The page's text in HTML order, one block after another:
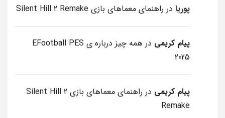
پوریا در راهنمای معماهای بازی Silent Hill 2 Remake
پیام کریمی در
همه چیز درباره ی EFootball PES
2025
پیام کریمی در
راهنمای معماهای بازی Silent Hill 2
Remake